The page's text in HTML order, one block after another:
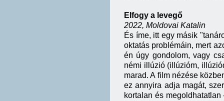
Elfogy a levegő
2022, Moldovai Katalin
És íme, itt egy másik
oktatás problémáin, mert
én úgy gondolom, vagy
némi illúzió (illúzióm,
marad. A film nézése
ez annyira adja magát,
kortalan és